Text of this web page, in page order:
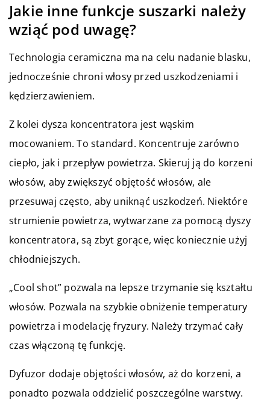
Jakie inne funkcje suszarki należy
wziąć pod uwagę?
Technologia ceramiczna ma na celu nadanie blasku,
jednocześnie chroni włosy przed uszkodzeniami i
kędzierzawieniem.
Z kolei dysza koncentratora jest wąskim
mocowaniem. To standard. Koncentruje zarówno
ciepło, jak i przepływ powietrza. Skieruj ją do korzeni
włosów, aby zwiększyć objętość włosów, ale
przesuwaj często, aby uniknąć uszkodzeń. Niektóre
strumienie powietrza, wytwarzane za pomocą dyszy
koncentratora, są zbyt gorące, więc koniecznie użyj
chłodniejszych.
„Cool shot” pozwala na lepsze trzymanie się kształtu
włosów. Pozwala na szybkie obniżenie temperatury
powietrza i modelację fryzury. Należy trzymać cały
czas włączoną tę funkcję.
Dyfuzor dodaje objętości włosów, aż do korzeni, a
ponadto pozwala oddzielić poszczególne warstwy.